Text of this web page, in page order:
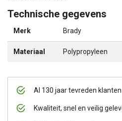
Al 130 jaar tevreden klanten
Kwaliteit, snel en veilig
Technische gegevens
Merk Brady
Materiaal Polypropyleen